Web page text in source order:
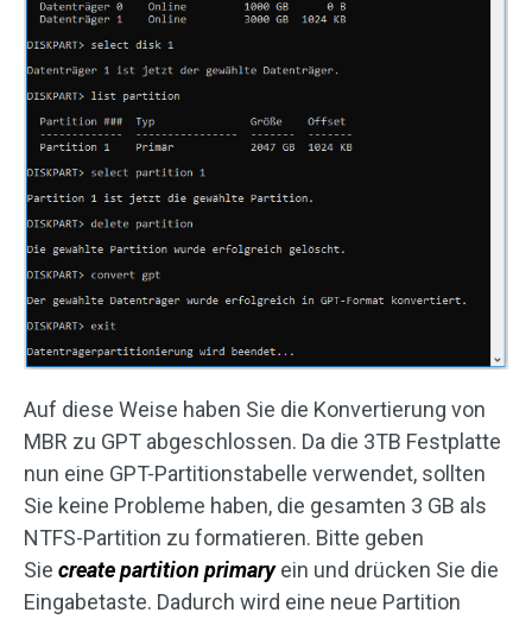
Auf diese Weise haben Sie die Konvertierung von
MBR zu GPT abgeschlossen. Da die 3TB Festplatte
nun eine GPT-Partitionstabelle verwendet, sollten
Sie keine Probleme haben, die gesamten 3 GB als
NTFS-Partition zu formatieren. Bitte geben
Sie create partition primaryein und drücken Sie die
Eingabetaste. Dadurch wird eine neue Partition